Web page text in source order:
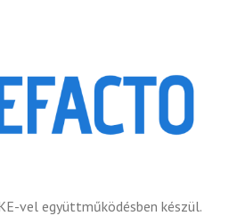
vel együttműködésben készül.